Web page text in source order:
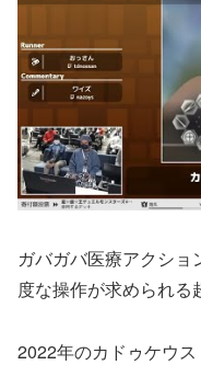
ガバガバ医療アクシ
度な操作が求められる
2022年のカドゥケウ